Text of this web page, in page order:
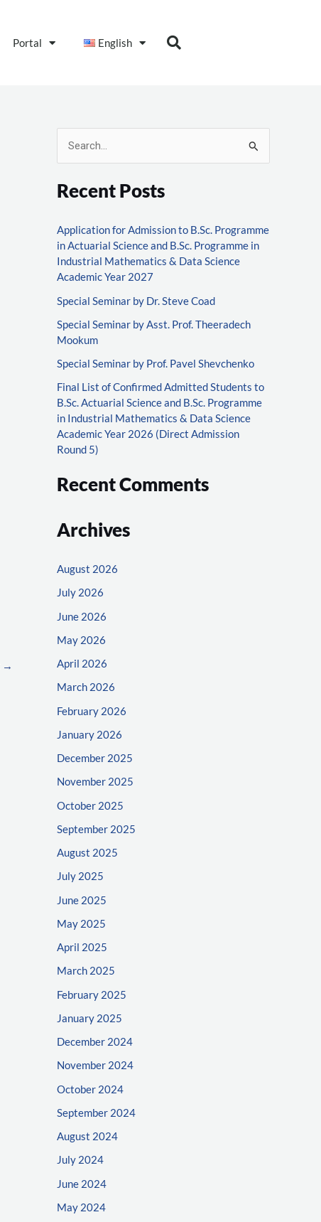
Portal English
→
a
c
h
f
o
r
:
Recent Posts
Application for Admission to B.Sc. Programme
in Actuarial Science and B.Sc. Programme in
Industrial Mathematics & Data Science
Academic Year 2027
Special Seminar by Dr. Steve Coad
Special Seminar by Asst. Prof. Theeradech
Mookum
Special Seminar by Prof. Pavel Shevchenko
Final List of Confirmed Admitted Students to
B.Sc. Actuarial Science and B.Sc. Programme
in Industrial Mathematics & Data Science
Academic Year 2026 (Direct Admission
Round 5)
Recent Comments
Archives
August 2026
July 2026
June 2026
May 2026
April 2026
March 2026
February 2026
January 2026
December 2025
November 2025
October 2025
September 2025
August 2025
July 2025
June 2025
May 2025
April 2025
March 2025
February 2025
January 2025
December 2024
November 2024
October 2024
September 2024
August 2024
July 2024
June 2024
May 2024